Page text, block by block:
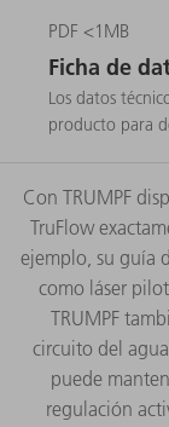
PDF <1MB
Ficha de
Los datos
producto para
Con TRUMPF
TruFlow
ejemplo, su guía
como láser
TRUMPF
circuito del
puede
regulación